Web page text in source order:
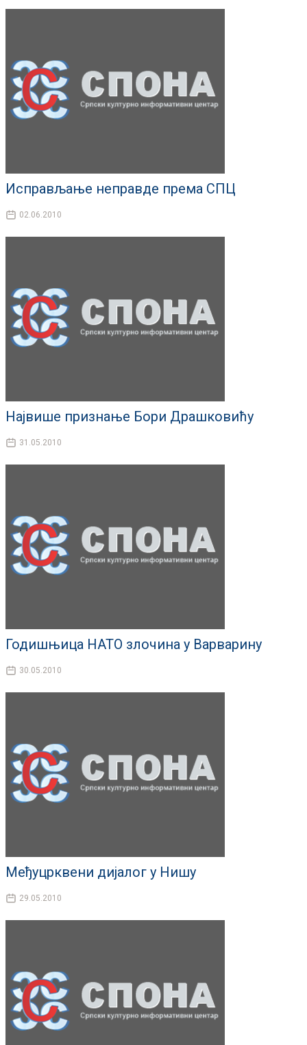
Исправљање неправде према СПЦ
02.06.2010
Највише признање Бори Драшковићу
31.05.2010
Годишњица НАТО злочина у Варварину
30.05.2010
Међуцрквени дијалог у Нишу
29.05.2010